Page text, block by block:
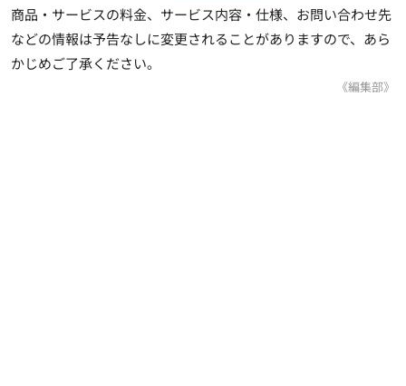
商品・サービスの料金、サービス内容・仕様、お問い合わせ先
などの情報は予告なしに変更されることがありますので、あら
かじめご了承ください。
《編集部》